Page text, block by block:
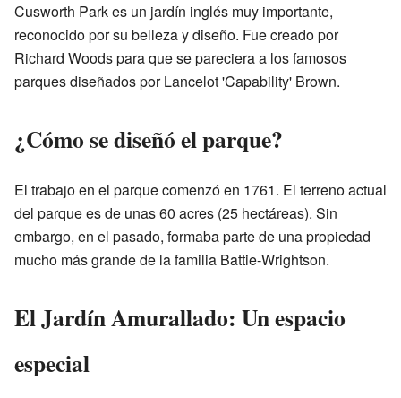
Cusworth Park es un jardín inglés muy importante,
reconocido por su belleza y diseño. Fue creado por
Richard Woods para que se pareciera a los famosos
parques diseñados por Lancelot 'Capability' Brown.
¿Cómo se diseñó el parque?
El trabajo en el parque comenzó en 1761. El terreno actual
del parque es de unas 60 acres (25 hectáreas). Sin
embargo, en el pasado, formaba parte de una propiedad
mucho más grande de la familia Battie-Wrightson.
El Jardín Amurallado: Un espacio
especial